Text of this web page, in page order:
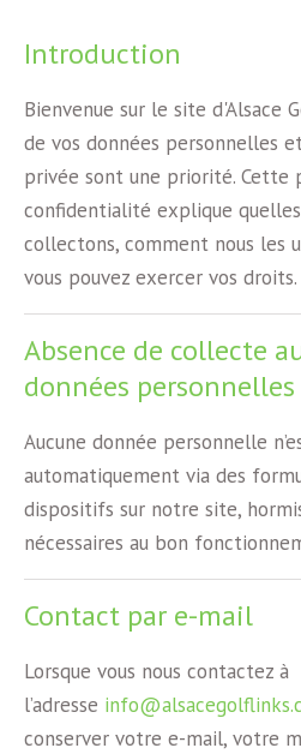
Introduction
Bienvenue sur le site d'Alsace
de vos données personnelles
privée sont une priorité. Cette
confidentialité explique
collectons, comment nous les
vous pouvez exercer vos droits.
Absence de collecte
données personnelles
Aucune donnée personnelle
automatiquement via des
dispositifs sur notre site,
nécessaires au bon
Contact par e-mail
Lorsque vous nous contactez à
l’adresse
conserver votre e-mail, votre